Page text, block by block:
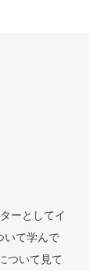
ーとしてイ
いて学んで
ついて見て